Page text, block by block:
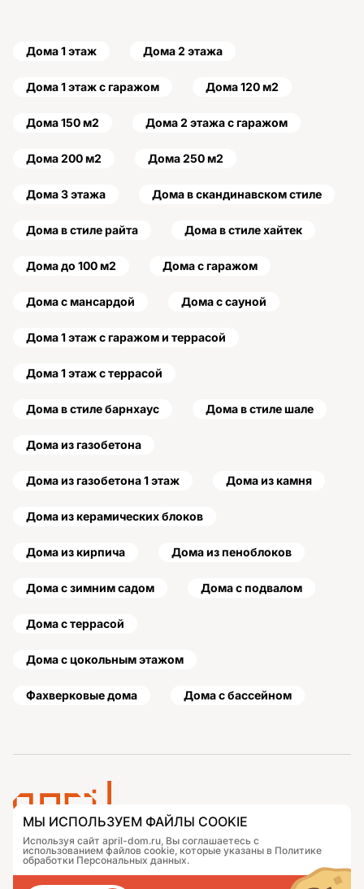
Дома 1 этаж Дома 2 этажа
Дома 1 этаж с гаражом Дома 120 м2
Дома 150 м2 Дома 2 этажа с гаражом
Дома 200 м2 Дома 250 м2
Дома 3 этажа Дома в скандинавском стиле
Дома в стиле райта Дома в стиле хайтек
Дома до 100 м2 Дома с гаражом
Дома с мансардой Дома с сауной
Дома 1 этаж с гаражом и террасой
Дома 1 этаж с террасой
Дома в стиле барнхаус Дома в стиле шале
Дома из газобетона
Дома из газобетона 1 этаж Дома из камня
Дома из керамических блоков
Дома из кирпича Дома из пеноблоков
Дома с зимним садом Дома с подвалом
Дома с террасой
Дома с цокольным этажом
Фахверковые дома Дома с бассейном
Проекты
Подобрать дом
Портфолио
Контакты
Журнал
Как заказать
МЫ ИСПОЛЬЗУЕМ ФАЙЛЫ COOKIE
Используя сайт april-dom.ru, Вы соглашаетесь с
использованием файлов cookie, которые указаны в Политике
обработки Персональных данных.